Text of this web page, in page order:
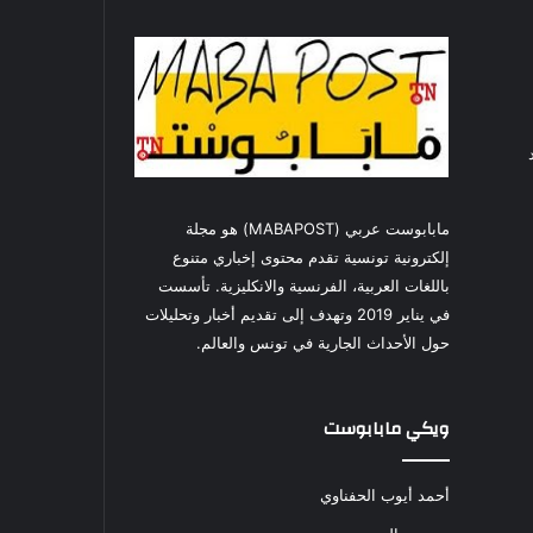
مابابوست عربي (MABAPOST) هو مجلة
إلكترونية تونسية تقدم محتوى إخباري متنوع
باللغات العربية، الفرنسية والانكليزية. تأسست
في يناير 2019 وتهدف إلى تقديم أخبار وتحليلات
حول الأحداث الجارية في تونس والعالم.
ويكي مابابوست
أحمد أيوب الحفناوي